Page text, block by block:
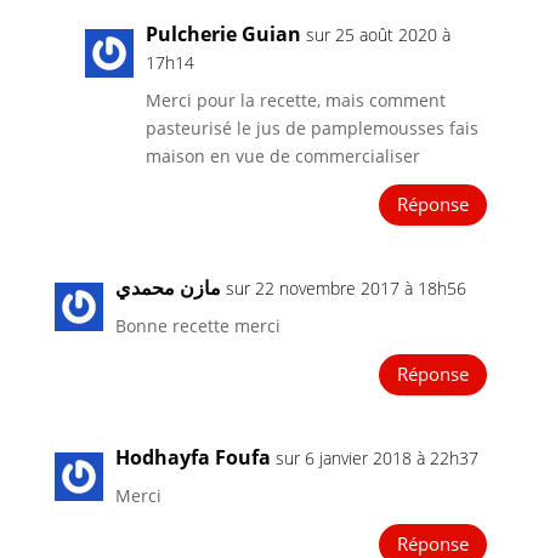
Pulcherie Guian sur 25 août 2020 à
17h14
Merci pour la recette, mais comment
pasteurisé le jus de pamplemousses fais
maison en vue de commercialiser
Réponse
مازن محمدي sur 22 novembre 2017 à 18h56
Bonne recette merci
Réponse
Hodhayfa Foufa sur 6 janvier 2018 à 22h37
Merci
Réponse